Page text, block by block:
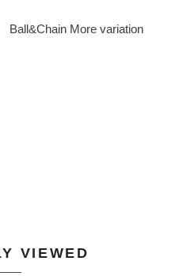
Ball&Chain More variation
VIEWED